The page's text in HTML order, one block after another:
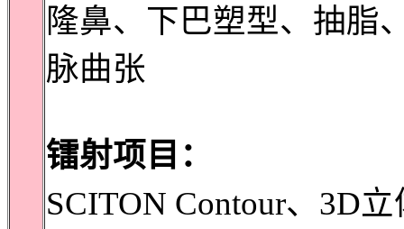
隆鼻、下巴塑型、抽脂
脉曲张
镭射项目：
SCITON Contour、3D